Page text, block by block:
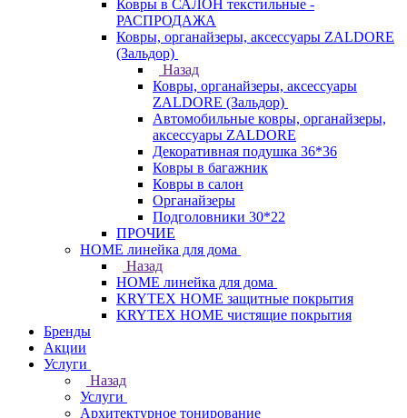
Ковры в САЛОН текстильные -
РАСПРОДАЖА
Ковры, органайзеры, аксессуары ZALDORE
(Зальдор)
Назад
Ковры, органайзеры, аксессуары
ZALDORE (Зальдор)
Автомобильные ковры, органайзеры,
аксессуары ZALDORE
Декоративная подушка 36*36
Ковры в багажник
Ковры в салон
Органайзеры
Подголовники 30*22
ПРОЧИЕ
HOME линейка для дома
Назад
HOME линейка для дома
KRYTEX HOME защитные покрытия
KRYTEX HOME чистящие покрытия
Бренды
Акции
Услуги
Назад
Услуги
Архитектурное тонирование